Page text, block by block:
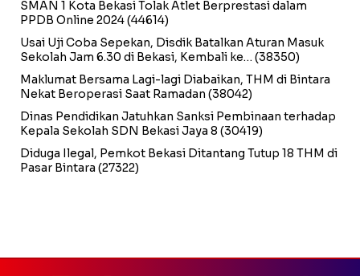
SMAN 1 Kota Bekasi Tolak Atlet Berprestasi dalam
PPDB Online 2024(44614)
Usai Uji Coba Sepekan, Disdik Batalkan Aturan Masuk
Sekolah Jam 6.30 di Bekasi, Kembali ke… (38350)
Maklumat Bersama Lagi-lagi Diabaikan, THM di Bintara
Nekat Beroperasi Saat Ramadan (38042)
Dinas Pendidikan Jatuhkan Sanksi Pembinaan terhadap
Kepala Sekolah SDN Bekasi Jaya 8 (30419)
Diduga Ilegal, Pemkot Bekasi Ditantang Tutup 18 THM di
Pasar Bintara (27322)